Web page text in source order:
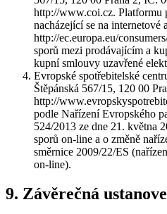
http://www.coi.cz. Platformu
nacházející se na internetové
http://ec.europa.eu/
sporů mezi prodávajícím a
kupní smlouvy uzavřené
Evropské spotřebitelské
Štěpánská 567/15, 120 00
http://
podle Nařízení Evropského
524/2013 ze dne 21. května
sporů on-line a o změně
směrnice 2009/22/ES
on-line).
9. Závěrečná